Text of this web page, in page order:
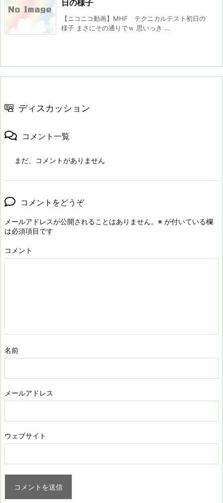
日の様子
【ニコニコ動画】MHF テクニカルテスト初日の
様子 まさにその通りでｗ 思いっき ...
ディスカッション
コメント一覧
まだ、コメントがありません
コメントをどうぞ
メールアドレスが公開されることはありません。 ※ が付いている欄
は必須項目です
コメント
名前
メールアドレス
ウェブサイト